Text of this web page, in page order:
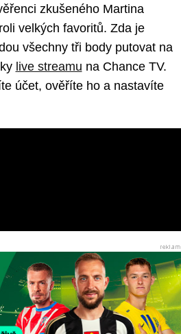
zkušeného Martina
velkých favoritů. Zda je
všechny tři body putovat na
live streamu na Chance TV.
účet, ověříte ho a nastavíte